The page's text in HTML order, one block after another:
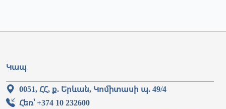
Կապ
0051, ՀՀ, ք. Երևան, Կոմիտասի պ. 49/4
Հեռ՝ +374 10 232600